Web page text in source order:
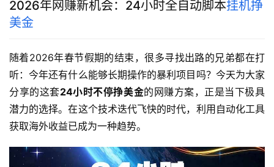
2026年网赚新机会：24小时全自动脚本挂机挣
美金
随着2026年春节假期的结束，很多寻找出路的兄弟都在打
听：今年还有什么能够长期操作的暴利项目吗？今天为大家
分享的这套24小时不停挣美金的网赚方案，正是当下极具
潜力的选择。在这个技术迭代飞快的时代，利用自动化工具
获取海外收益已成为一种趋势。